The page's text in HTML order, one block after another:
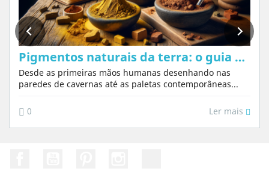
Pigmentos naturais da terra: o guia completo de ocres, sienas e sombras para artistas e artesãos
Desde as primeiras mãos humanas desenhando nas
paredes de cavernas até as paletas contemporâneas...
0 Ler mais